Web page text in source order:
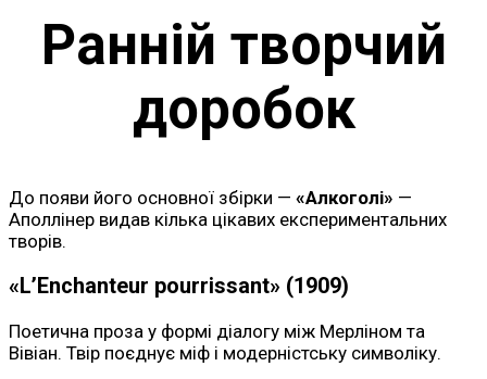
Ранній творчий
доробок
До появи його основної збірки — «Алкоголі» —
Аполлінер видав кілька цікавих експериментальних
творів.
«L’Enchanteur pourrissant» (1909)
Поетична проза у формі діалогу між Мерліном та
Вівіан. Твір поєднує міф і модерністську символіку.